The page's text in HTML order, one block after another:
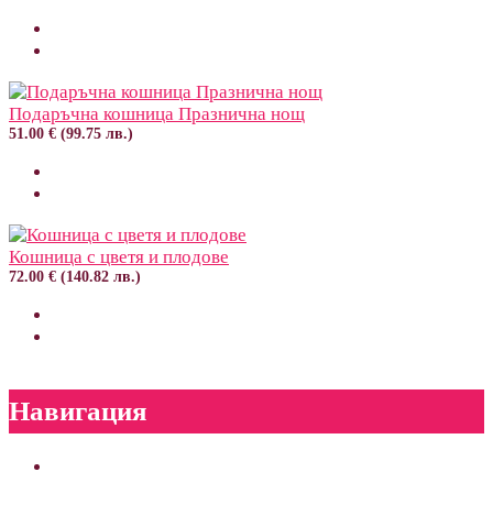
Подаръчна кошница Празнична нощ
51.00 € (99.75 лв.)
Кошница с цветя и плодове
72.00 € (140.82 лв.)
Навигация